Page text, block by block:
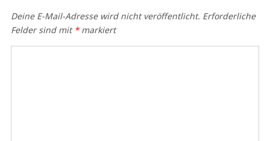
Deine E-Mail-Adresse wird nicht veröffentlicht. Erforderliche
Felder sind mit *markiert